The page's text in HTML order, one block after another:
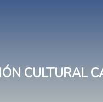
CULTURAL